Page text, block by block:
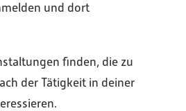
und dort
finden, die zu
der Tätigkeit in deiner